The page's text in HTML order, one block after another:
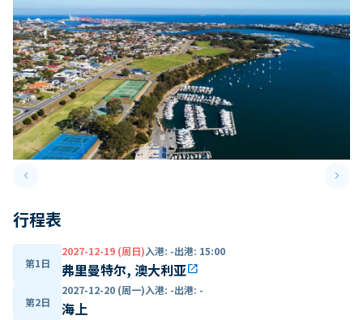
keyboard_arrow_leftPrevious slide keyboard_arrow_right
行程表
第1日
2027-12-19 (周日)入港: -出港: 15:00
弗里曼特尔, 澳大利亚open_in_new
第2日
2027-12-20 (周一)入港: -出港: -
海上